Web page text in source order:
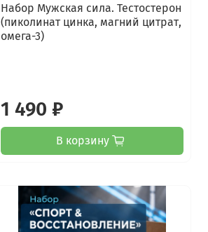
Набор Мужская сила. Тестостерон
(пиколинат цинка, магний цитрат,
омега-3)
1 490 ₽
В корзину